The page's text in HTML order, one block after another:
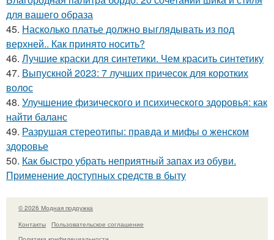
для вашего образа
45. Насколько платье должно выглядывать из под
верхней.. Как принято носить?
46. Лучшие краски для синтетики. Чем красить синтетику
47. Выпускной 2023: 7 лучших причесок для коротких
волос
48. Улучшение физического и психического здоровья: как
найти баланс
49. Разрушая стереотипы: правда и мифы о женском
здоровье
50. Как быстро убрать неприятный запах из обуви.
Применение доступных средств в быту
© 2026 Модная подружка
Контакты
Пользовательское соглашение